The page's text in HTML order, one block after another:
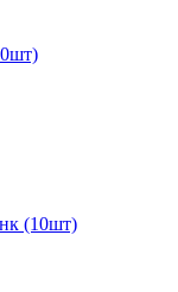
(10шт)